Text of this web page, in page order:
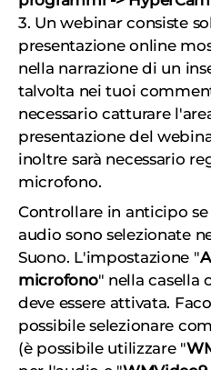
3. Un webinar consiste
presentazione online
nella narrazione di un
talvolta nei tuoi
necessario catturare
presentazione del
inoltre sarà necessario
microfono.
Controllare in anticipo
audio sono selezionate
Suono. L'impostazione "
microfono" nella casella
deve essere attivata.
possibile selezionare
(è possibile utilizzare "